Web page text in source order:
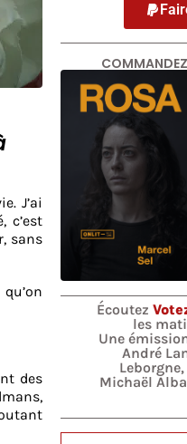
J’ai
c’est
sans
des
Écoutez
les
Une
André
Michaël